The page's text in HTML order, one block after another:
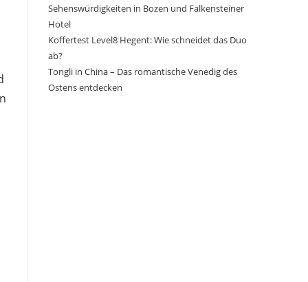
Sehenswürdigkeiten in Bozen und Falkensteiner
Hotel
Koffertest Level8 Hegent: Wie schneidet das Duo
ab?
Tongli in China – Das romantische Venedig des
Ostens entdecken